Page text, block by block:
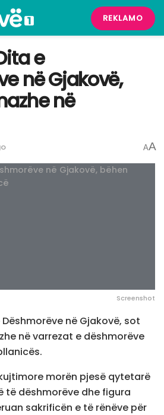
REKLAMO
e
në Gjakovë,
në
AA
Screenshot
në Gjakovë, sot
në varrezat e dëshmorëve
morën pjesë qytetarë
të dëshmorëve dhe figura
sakrificën e të rënëve për